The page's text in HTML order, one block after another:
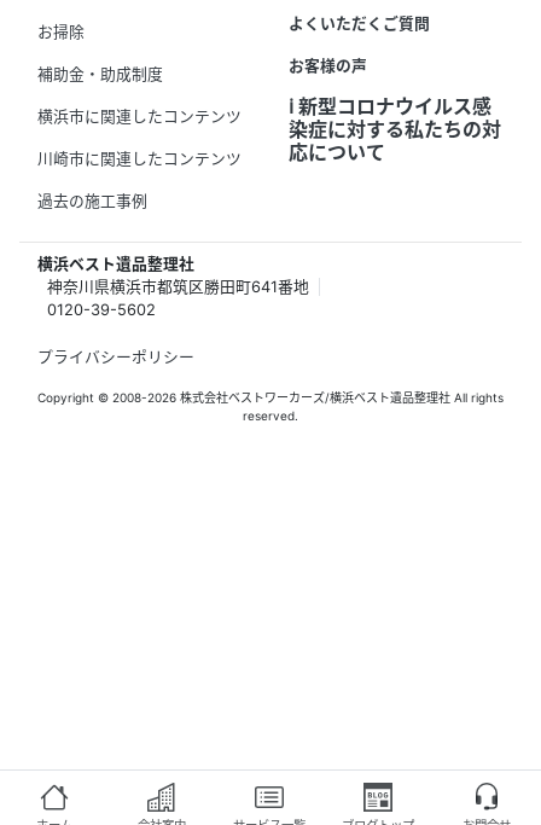
お掃除
補助金・助成制度
横浜市に関連したコンテンツ
川崎市に関連したコンテンツ
過去の施工事例
よくいただくご質問
お客様の声
ℹ️ 新型コロナウイルス感
染症に対する私たちの対
応について
横浜ベスト遺品整理社
神奈川県横浜市都筑区勝田町641番地
0120-39-5602
プライバシーポリシー
Copyright © 2008-2026 株式会社ベストワーカーズ/横浜ベスト遺品整理社 All rights
reserved.